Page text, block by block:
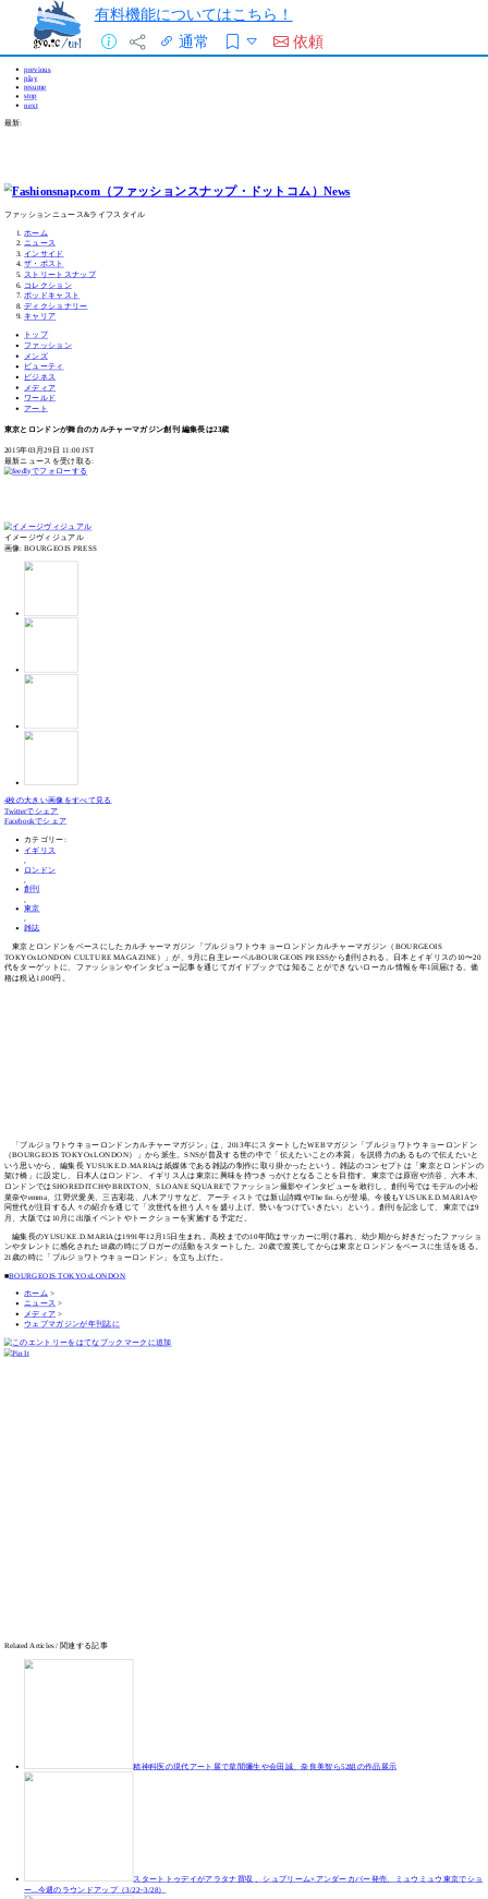
有料機能についてはこちら！
通常
依頼